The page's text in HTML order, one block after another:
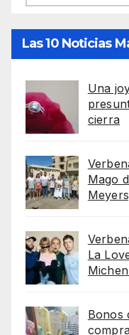
Las 10 Noticias
Una
cierra
Mago
La
Bonos